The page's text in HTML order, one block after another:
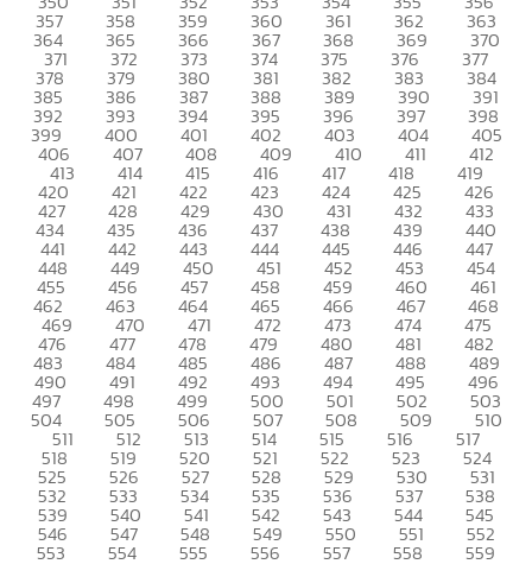
357 358 359 360 361 362 363
364 365 366 367 368 369 370
371 372 373 374 375 376 377
378 379 380 381 382 383 384
385 386 387 388 389 390 391
392 393 394 395 396 397 398
399 400 401 402 403 404 405
406 407 408 409 410 411 412
413 414 415 416 417 418 419
420 421 422 423 424 425 426
427 428 429 430 431 432 433
434 435 436 437 438 439 440
441 442 443 444 445 446 447
448 449 450 451 452 453 454
455 456 457 458 459 460 461
462 463 464 465 466 467 468
469 470 471 472 473 474 475
476 477 478 479 480 481 482
483 484 485 486 487 488 489
490 491 492 493 494 495 496
497 498 499 500 501 502 503
504 505 506 507 508 509 510
511 512 513 514 515 516 517
518 519 520 521 522 523 524
525 526 527 528 529 530 531
532 533 534 535 536 537 538
539 540 541 542 543 544 545
546 547 548 549 550 551 552
553 554 555 556 557 558 559